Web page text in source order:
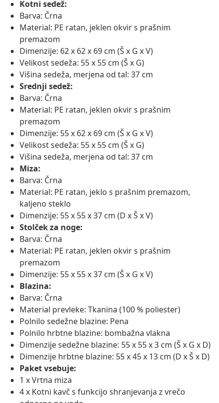
Kotni sedež:
Barva: Črna
Material: PE ratan, jeklen okvir s prašnim
premazom
Dimenzije: 62 x 62 x 69 cm (Š x G x V)
Velikost sedeža: 55 x 55 cm (Š x G)
Višina sedeža, merjena od tal: 37 cm
Srednji sedež:
Barva: Črna
Material: PE ratan, jeklen okvir s prašnim
premazom
Dimenzije: 55 x 62 x 69 cm (Š x G x V)
Velikost sedeža: 55 x 55 cm (Š x G)
Višina sedeža, merjena od tal: 37 cm
Miza:
Barva: Črna
Material: PE ratan, jeklo s prašnim premazom,
kaljeno steklo
Dimenzije: 55 x 55 x 37 cm (D x Š x V)
Stolček za noge:
Barva: Črna
Material: PE ratan, jeklen okvir s prašnim
premazom
Dimenzije: 55 x 55 x 37 cm (Š x G x V)
Blazina:
Barva: Črna
Material prevleke: Tkanina (100 % poliester)
Polnilo sedežne blazine: Pena
Polnilo hrbtne blazine: bombažna vlakna
Dimenzije sedežne blazine: 55 x 55 x 3 cm (Š x G x D)
Dimenzije hrbtne blazine: 55 x 45 x 13 cm (D x Š x D)
Paket vsebuje:
1 x Vrtna miza
4 x Kotni kavč s funkcijo shranjevanja z vrečo